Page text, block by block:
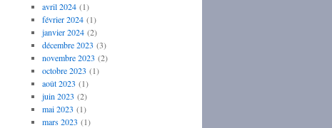
avril 2024(1)
février 2024(1)
janvier 2024(2)
décembre 2023 (3)
novembre 2023 (2)
octobre 2023 (1)
août 2023 (1)
juin 2023 (2)
mai 2023 (1)
mars 2023 (1)